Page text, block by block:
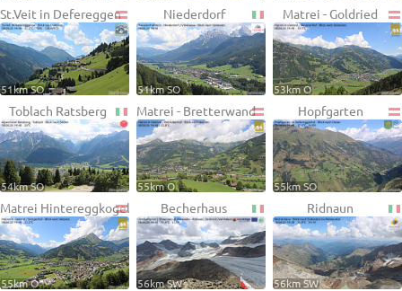
St.Veit in Defereggen
51km SO
Niederdorf
51km SO
Matrei - Goldried
53km O
Toblach Ratsberg
54km SO
Matrei - Bretterwand
55km O
Hopfgarten
55km SO
Matrei Hintereggkogel
55km O
Becherhaus
56km SW
Ridnaun
56km SW